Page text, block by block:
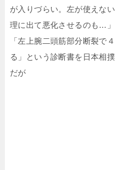
が入りづらい。左が使えな
理に出て悪化させるのも…
「左上腕二頭筋部分断裂で
る」という診断書を日本相
だが